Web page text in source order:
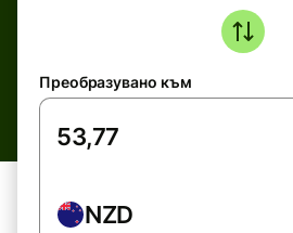
Преобразувано към
NZD